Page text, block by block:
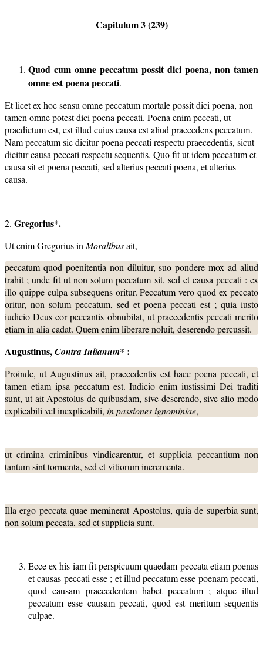
Capitulum 3 (239)
Quod cum omne peccatum possit dici poena, non tamen
omne estpoena peccati.
Et licet ex hoc sensu omne peccatum mortale possit dici poena, non
tamen omne potest dici poena peccati. Poena enim peccati, ut
praedictum est, est illud cuius causa est aliud praecedens peccatum.
Nam peccatum sic dicitur poena peccati respectu praecedentis, sicut
dicitur causa peccati respectu sequentis. Quo fit ut idem peccatum et
causa sit et poena peccati, sed alterius peccati poena, et alterius
causa.
2. Gregorius*.
Ut enim Gregorius in Moralibusait,
peccatum quod poenitentia non diluitur, suo pondere mox ad aliud
trahit ; unde fit ut non solum peccatum sit, sed et causa peccati : ex
illo quippe culpa subsequens oritur. Peccatum vero quod ex peccato
oritur, non solum peccatum, sed et poena peccati est ; quia iusto
iudicio Deus cor peccantis obnubilat, ut praecedentis peccati merito
etiam in alia cadat. Quem enim liberare noluit, deserendo percussit.
Augustinus,ContraIulianum* :
Proinde, ut Augustinus ait, praecedentis est haec poena peccati, et
tamen etiam ipsa peccatum est. Iudicio enim iustissimi Dei traditi
sunt, ut ait Apostolus de quibusdam, sive deserendo, sive alio modo
explicabili vel inexplicabili, in passiones ignominiae,
ut crimina criminibus vindicarentur, et supplicia peccantium non
tantum sint tormenta, sed et vitiorum incrementa.
Illa ergo peccata quae meminerat Apostolus, quia de superbia sunt,
non solum peccata, sed et supplicia sunt.
Ecce ex his iam fit perspicuum quaedam peccata etiam poenas
et causas peccati esse ; et illud peccatum esse poenam peccati,
quod causam praecedentem habet peccatum ; atque illud
peccatum esse causam peccati, quod est meritum sequentis
culpae.